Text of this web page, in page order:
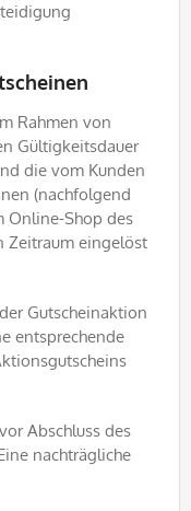
Rahmen von
Gültigkeitsdauer
die vom Kunden
(nachfolgend
Online-Shop des
Zeitraum eingelöst
Gutscheinaktion
entsprechende
Abschluss des
nachträgliche